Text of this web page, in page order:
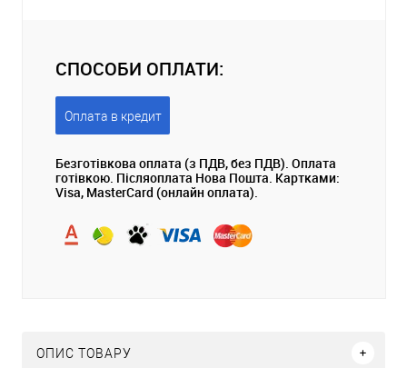
СПОСОБИ ОПЛАТИ:
Оплата в кредит
Безготівкова оплата (з ПДВ, без ПДВ). Оплата
готівкою. Післяоплата Нова Пошта. Картками:
Visa, MasterCard (онлайн оплата).
ОПИС ТОВАРУ